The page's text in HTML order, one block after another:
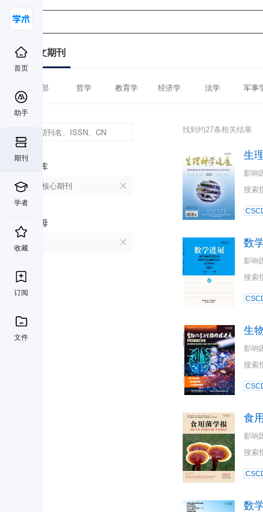
首页
助手
期刊
学者
收藏
订阅
文件
中文期刊
全部 哲学 教育学 经济学 法学 军事
数据库
北大核心期刊
首字母
找到约27条相关结果
生
影响
搜索
数
影响
搜索
生
影响
搜索
食
影响
搜索
数